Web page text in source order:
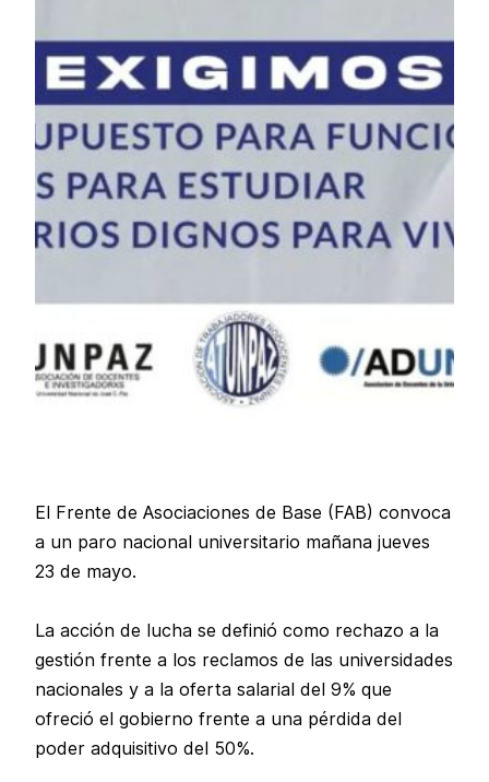
El Frente de Asociaciones de Base (FAB) convoca
a un paro nacional universitario mañana jueves
23 de mayo.
La acción de lucha se definió como rechazo a la
gestión frente a los reclamos de las universidades
nacionales y a la oferta salarial del 9% que
ofreció el gobierno frente a una pérdida del
poder adquisitivo del 50%.